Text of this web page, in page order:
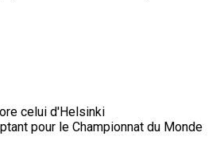
celui d'Helsinki
pour le Championnat du Monde